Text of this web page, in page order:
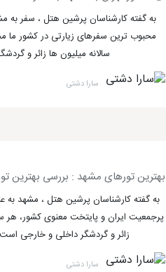
به گفته کارشناسان پرشین هتل ، سفر
محبوب ترین سفرهای زیارتی در کشور
سالانه میلیون ها زائر و
سارا دشتی
بهترین تورهای مشهد : بررسی بهترین
به گفته کارشناسان پرشین هتل ، مشهد به
پرجمعیت ایران و پایتخت معنوی کشور، هر
زائر و گردشگر داخلی و خارجی
سارا دشتی